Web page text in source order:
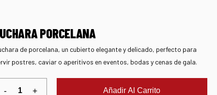
PORCELANA
de porcelana, un cubierto elegante y delicado, perfecto para
postres, caviar o aperitivos en eventos, bodas y cenas de gala.
Añadir Al Carrito